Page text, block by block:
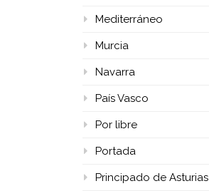
Mediterráneo
Murcia
Navarra
País Vasco
Por libre
Portada
Principado de Asturias